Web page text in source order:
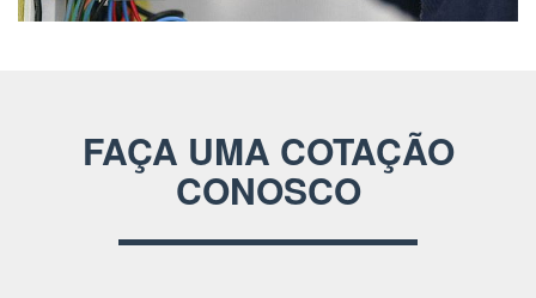
FAÇA UMA COTAÇÃO
CONOSCO